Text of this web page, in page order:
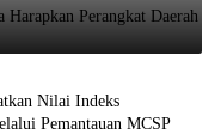
Nilai Indeks
Pemantauan MCSP